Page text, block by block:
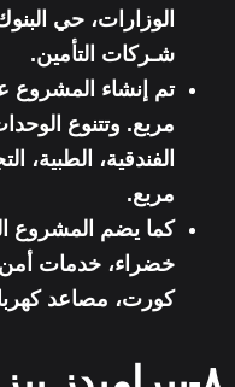
الوزارات، حي
شـركات التأمين.
تم إنشاء المشروع
مربع. وتتنوع
الفندقية، الطبية،
مربع.
كما يضم المشروع
خضراء، خدمات
كورت، مصاعد